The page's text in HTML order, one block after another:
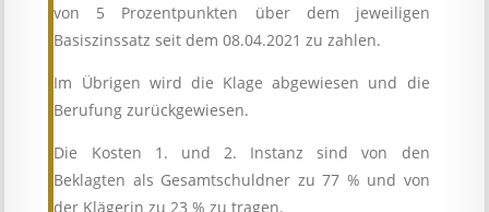
von 5 Prozentpunkten über dem jeweiligen
Basiszinssatz seit dem 08.04.2021 zu zahlen.
Im Übrigen wird die Klage abgewiesen und die
Berufung zurückgewiesen.
Die Kosten 1. und 2. Instanz sind von den
Beklagten als Gesamtschuldner zu 77 % und von
der Klägerin zu 23 % zu tragen.